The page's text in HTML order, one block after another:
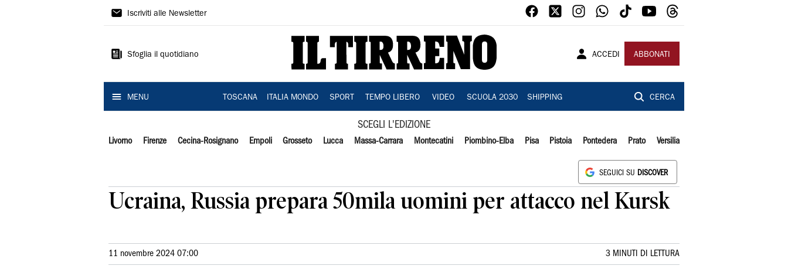
Il
Iscriviti alle Newsletter
Sfoglia il quotidiano ACCEDI ABBONATI
MENU TOSCANA ITALIA MONDO SPORT TEMPO LIBERO VIDEO SCUOLA 2030 SHIPPING CERCA
SCEGLI L'EDIZIONE
Livorno Firenze Cecina-Rosignano Empoli Grosseto Lucca Massa-Carrara Montecatini Piombino-Elba Pisa Pistoia Pontedera Prato Versilia
SEGUICI SU DISCOVER
Ucraina, Russia prepara 50mila uomini per attacco nel Kursk
11 novembre 2024 07:00 3 MINUTI DI LETTURA